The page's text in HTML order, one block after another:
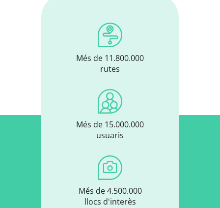
Més de 11.800.000
rutes
Més de 15.000.000
usuaris
Més de 4.500.000
llocs d'interès